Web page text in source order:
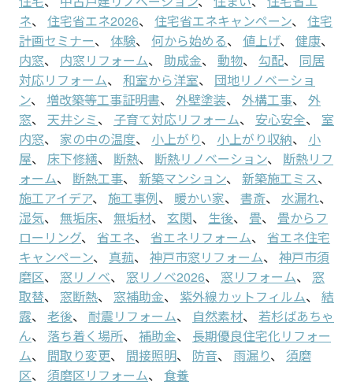
ネ、 住宅省エネ2026、 住宅省エネキャンペーン、
住宅
計画セミナー、 体験、 何から始める、 値上げ、 健康、
内窓、 内窓リフォーム、 助成金、 動物、 勾配、
同居
対応リフォーム、 和室から洋室、
団地リノベーショ
ン、 増改築等工事証明書、 外壁塗装、 外構工事、
外
窓、 天井シミ、 子育て対応リフォーム、 安心安全、
室
内窓、 家の中の温度、 小上がり、 小上がり収納、
小
屋、 床下修繕、 断熱、 断熱リノベーション、
断熱リフ
ォーム、 断熱工事、 新築マンション、 新築施工ミス、
施工アイデア、 施工事例、 暖かい家、 書斎、 水漏れ、
湿気、 無垢床、 無垢材、 玄関、 生後、 畳、
畳からフ
ローリング、 省エネ、 省エネリフォーム、
省エネ住宅
キャンペーン、 真菰、 神戸市窓リフォーム、
神戸市須
磨区、 窓リノベ、 窓リノベ2026、 窓リフォーム、
窓
取替、 窓断熱、 窓補助金、 紫外線カットフィルム、
結
露、 老後、 耐震リフォーム、 自然素材、
若杉ばあちゃ
ん、 落ち着く場所、 補助金、
長期優良住宅化リフォー
ム、 間取り変更、 間接照明、 防音、 雨漏り、
須磨
区、 須磨区リフォーム、 食養